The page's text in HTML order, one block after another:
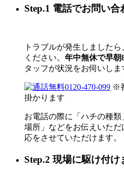
Step.1 電話でお問い合
トラブルが発生しました
ください。 年中無休で早朝
タッフが状況をお伺いしま
0120-470-099 ※
掛かります
お電話の際に「ハチの種類
場所」などをお伝えいた
応をさせていただけます。
Step.2 現場に駆け付け